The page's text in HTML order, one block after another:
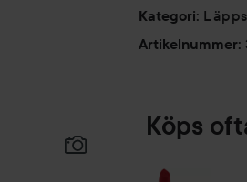
läpparna
82 % upplevde
Kategori:
Artikelnummer:
Köps